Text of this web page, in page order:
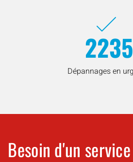
2235
Dépannages en
Besoin d'un